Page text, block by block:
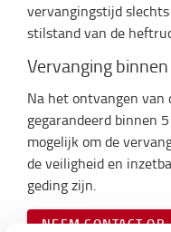
vervangingstijd
stilstand van de
Vervanging
Na het ontvangen van
gegarandeerd binnen
mogelijk om de
de veiligheid en
geding zijn.
NEEM CONTACT OP